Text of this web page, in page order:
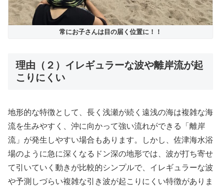
常にお子さんは目の届く位置に！！
理由（２）イレギュラーな波や離岸流が起
こりにくい
地形的な特徴として、長く浅瀬が続く遠浅の海は複雑な海
流を生みやすく、沖に向かって強い流れができる「離岸
流」が発生しやすい場合もあります。しかし、佐津海水浴
場のように急に深くなるドン深の地形では、波が打ち寄せ
て引いていく動きが比較的シンプルで、イレギュラーな波
や予測しづらい複雑な引き波が起こりにくい特徴がありま